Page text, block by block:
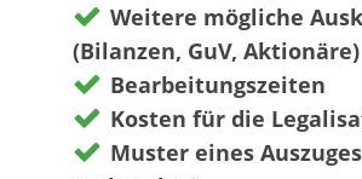
Weitere mögliche
(Bilanzen, GuV, Aktionäre)
Bearbeitungszeiten
Kosten für die
Muster eines